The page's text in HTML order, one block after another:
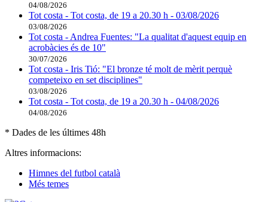
04/08/2026
Tot costa - Tot costa, de 19 a 20.30 h - 03/08/2026
03/08/2026
Tot costa - Andrea Fuentes: "La qualitat d'aquest equip en
acrobàcies és de 10"
30/07/2026
Tot costa - Iris Tió: "El bronze té molt de mèrit perquè
competeixo en set disciplines"
03/08/2026
Tot costa - Tot costa, de 19 a 20.30 h - 04/08/2026
04/08/2026
* Dades de les últimes 48h
Altres informacions:
Himnes del futbol català
Més temes